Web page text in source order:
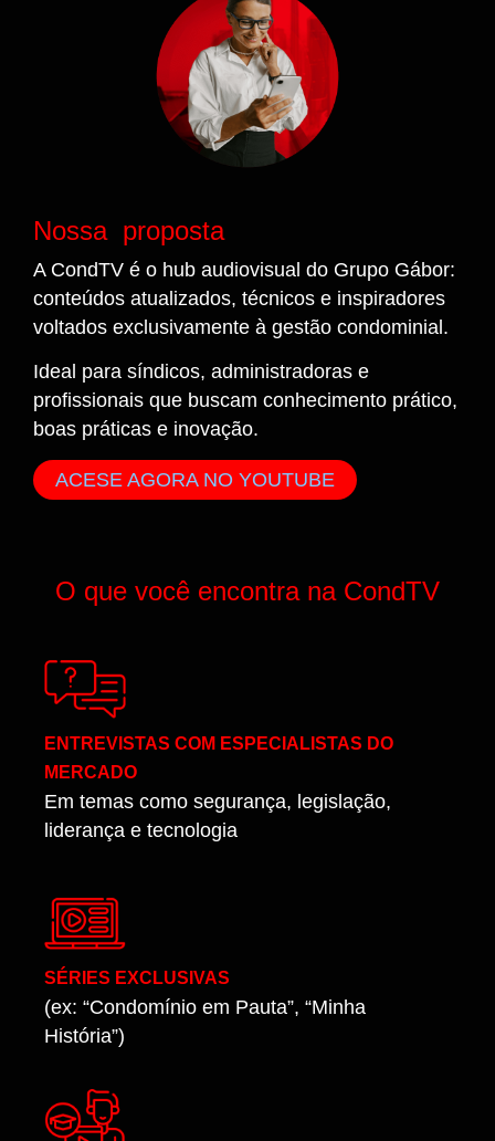
Nossa proposta
A CondTV é o hub audiovisual do Grupo Gábor:
conteúdos atualizados, técnicos e inspiradores
voltados exclusivamente à gestão condominial.
Ideal para síndicos, administradoras e
profissionais que buscam conhecimento prático,
boas práticas e inovação.
ACESE AGORA NO YOUTUBE
O que você encontra na CondTV
ENTREVISTAS COM ESPECIALISTAS DO
MERCADO
Em temas como segurança, legislação,
liderança e tecnologia
SÉRIES EXCLUSIVAS
(ex: “Condomínio em Pauta”, “Minha
História”)